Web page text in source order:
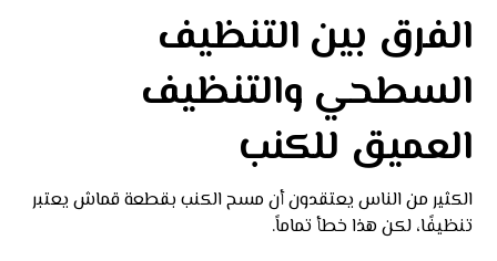
الفرق بين التنظيف
السطحي والتنظيف
العميق للكنب
الكثير من الناس يعتقدون أن مسح الكنب بقطعة قماش يعتبر
تنظيفًا، لكن هذا خطأ تماماً.